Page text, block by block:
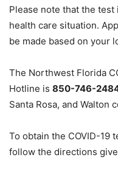
Please note that the
health care situation.
be made based on your
The Northwest Florida
Hotline is 850-746-
Santa Rosa, and Walton
To obtain the COVID-19
follow the directions